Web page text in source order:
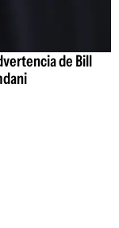
de Bill